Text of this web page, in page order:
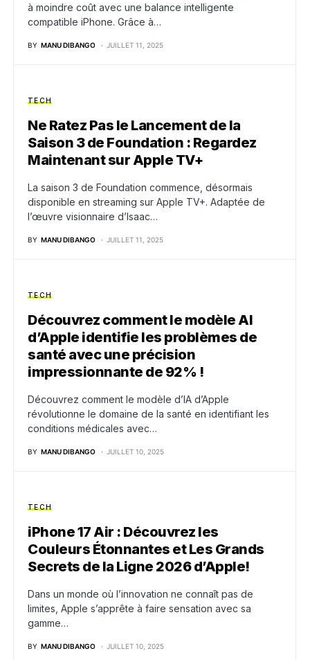
à moindre coût avec une balance intelligente
compatible iPhone. Grâce à…
BY MANU DIBANGO JUILLET 11, 2025
TECH
Ne Ratez Pas le Lancement de la
Saison 3 de Foundation : Regardez
Maintenant sur Apple TV+
La saison 3 de Foundation commence, désormais
disponible en streaming sur Apple TV+. Adaptée de
l’œuvre visionnaire d’Isaac…
BY MANU DIBANGO JUILLET 11, 2025
TECH
Découvrez comment le modèle AI
d’Apple identifie les problèmes de
santé avec une précision
impressionnante de 92% !
Découvrez comment le modèle d’IA d’Apple
révolutionne le domaine de la santé en identifiant les
conditions médicales avec…
BY MANU DIBANGO JUILLET 10, 2025
TECH
iPhone 17 Air : Découvrez les
Couleurs Étonnantes et Les Grands
Secrets de la Ligne 2026 d’Apple!
Dans un monde où l’innovation ne connaît pas de
limites, Apple s’apprête à faire sensation avec sa
gamme…
BY MANU DIBANGO JUILLET 10, 2025